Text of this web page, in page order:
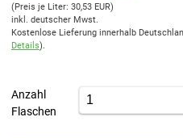
(Preis je Liter: 30,53 EUR)
inkl. deutscher Mwst.
Kostenlose Lieferung innerhalb
Details).
Anzahl
Flaschen